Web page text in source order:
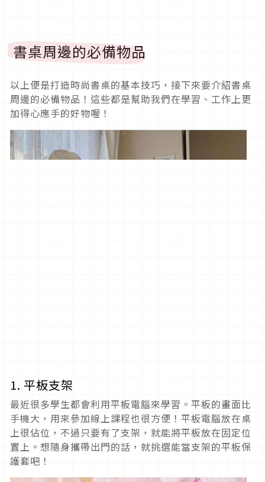
書桌周邊的必備物品
以上便是打造時尚書桌的基本技巧，接下來要介紹書桌
周邊的必備物品！這些都是幫助我們在學習、工作上更
加得心應手的好物喔！
1. 平板支架
最近很多學生都會利用平板電腦來學習。平板的畫面比
手機大，用來參加線上課程也很方便！平板電腦放在桌
上很佔位，不過只要有了支架，就能將平板放在固定位
置上。想隨身攜帶出門的話，就挑選能當支架的平板保
護套吧！